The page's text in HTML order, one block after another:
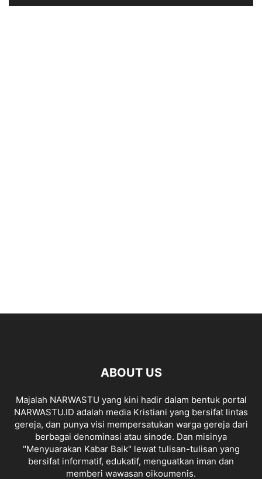
ABOUT US
Majalah NARWASTU yang kini hadir dalam bentuk portal
NARWASTU.ID adalah media Kristiani yang bersifat lintas
gereja, dan punya visi mempersatukan warga gereja dari
berbagai denominasi atau sinode. Dan misinya
"Menyuarakan Kabar Baik" lewat tulisan-tulisan yang
bersifat informatif, edukatif, menguatkan iman dan
memberi wawasan oikoumenis.